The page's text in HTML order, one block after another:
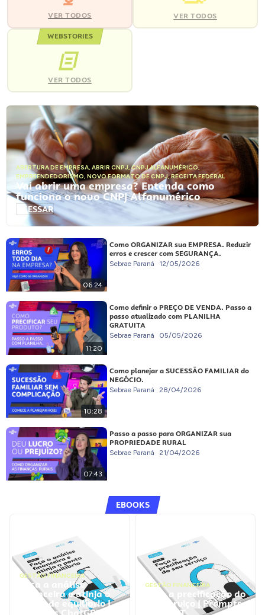
VER TODOS VER TODOS
WEBSTORIES
VER TODOS
ABERTURA DE EMPRESA, ABRIR CNPJ,CNPJ ALFANUMÉRICO,
EMPREENDEDORISMO, NOVO FORMATO DE CNPJ,RECEITA FEDERAL
Vai abrir uma empresa? Entenda como
funciona o novo CNPJ Alfanumérico
ACESSAR
06:24
Como ORGANIZAR sua EMPRESA. Reduzir
erros e crescer com SEGURANÇA.
Sebrae Paraná 12/05/2026
11:20
Como definir o PREÇO DE VENDA. Passo a
passo atualizado com PLANILHA
GRATUITA
Sebrae Paraná 05/05/2026
10:28
Como planejar a SUCESSÃO FAMILIAR do
NEGÓCIO.
Sebrae Paraná 28/04/2026
07:43
Passo a passo para ORGANIZAR sua
PROPRIEDADE RURAL
Sebrae Paraná 21/04/2026
EBOOKS
GESTÃO FINANCEIRA
Faça a análise
financeira e atinja o
ponto de equilíbrio |
GESTÃO FINANCEIRA
Faça a precificação do
seu serviço | Prompts